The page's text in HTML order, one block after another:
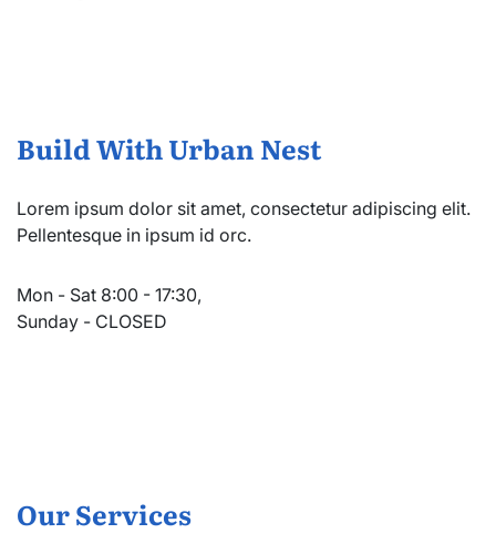
Build With Urban Nest
Lorem ipsum dolor sit amet, consectetur adipiscing elit.
Pellentesque in ipsum id orc.
Mon - Sat 8:00 - 17:30,
Sunday - CLOSED
Our Services